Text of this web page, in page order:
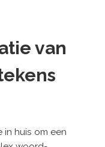
van
in huis om een